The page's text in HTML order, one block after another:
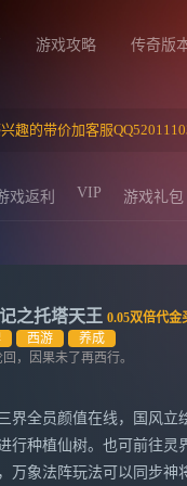
游戏攻略 传奇版
趣的带价加客服
戏返利 VIP 游戏礼包
之托塔天王 0.05双倍代金
西游
养成
，因果未了再西行。
界全员颜值在线，国风
行种植仙树。也可前往
万象法阵玩法可以同步